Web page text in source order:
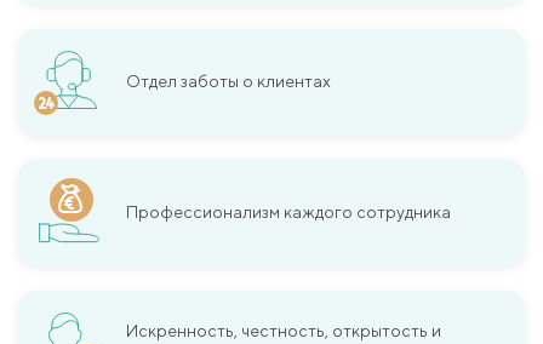
Отдел заботы о клиентах
Профессионализм каждого сотрудника
Искренность, честность, открытость и